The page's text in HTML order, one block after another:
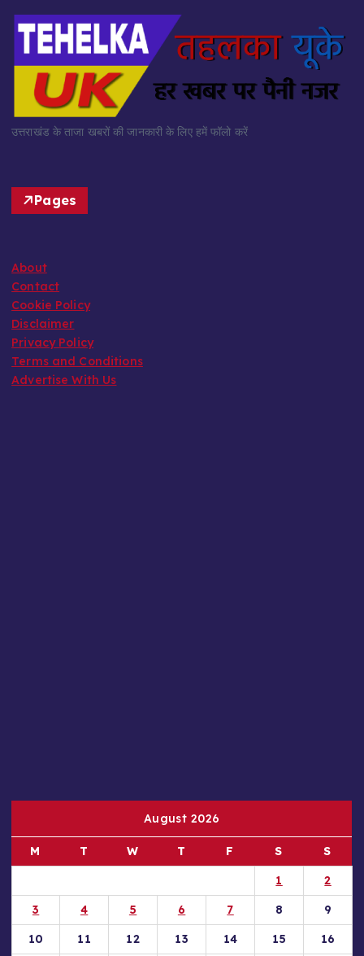
उत्तराखंड के ताजा खबरों की जानकारी के लिए हमें फॉलो करें
Pages
About
Contact
Cookie Policy
Disclaimer
Privacy Policy
Terms and Conditions
Advertise With Us
August 2026
M T W T F S
S
1
2
3
4 5 6 7 8
9
10
11 12 13 14 15 16